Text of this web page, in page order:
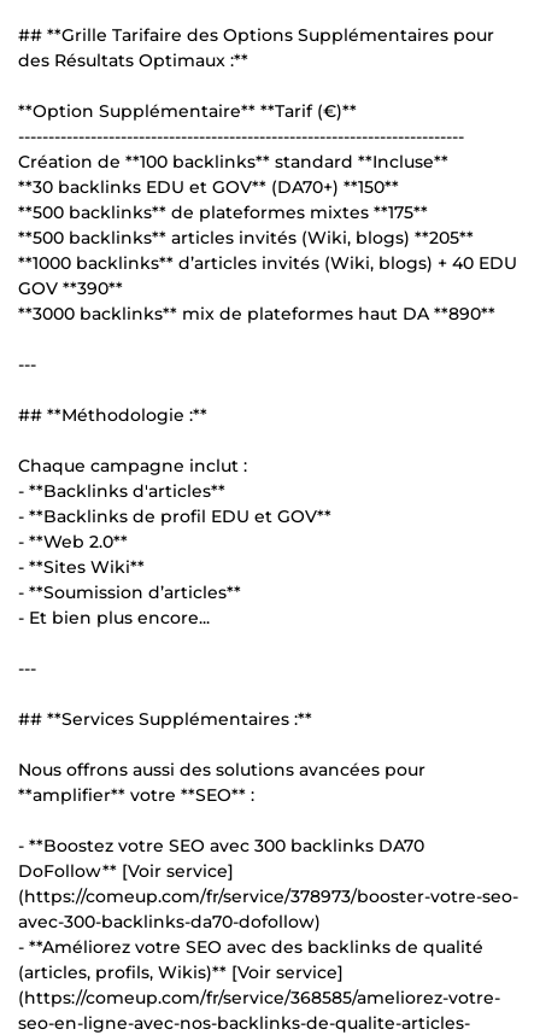
## **Grille Tarifaire des Options Supplémentaires pour
des Résultats Optimaux :**
**Option Supplémentaire** **Tarif (€)**
--------------------------------------------------------------------------
Création de **100 backlinks** standard **Incluse**
**30 backlinks EDU et GOV** (DA70+) **150**
**500 backlinks** de plateformes mixtes **175**
**500 backlinks** articles invités (Wiki, blogs) **205**
**1000 backlinks** d’articles invités (Wiki, blogs) + 40 EDU
GOV **390**
**3000 backlinks** mix de plateformes haut DA **890**
---
## **Méthodologie :**
Chaque campagne inclut :
- **Backlinks d'articles**
- **Backlinks de profil EDU et GOV**
- **Web 2.0**
- **Sites Wiki**
- **Soumission d’articles**
- Et bien plus encore...
---
## **Services Supplémentaires :**
Nous offrons aussi des solutions avancées pour
**amplifier** votre **SEO** :
- **Boostez votre SEO avec 300 backlinks DA70
DoFollow** [Voir service]
(https://comeup.com/fr/service/378973/booster-votre-seo-
avec-300-backlinks-da70-dofollow)
- **Améliorez votre SEO avec des backlinks de qualité
(articles, profils, Wikis)** [Voir service]
(https://comeup.com/fr/service/368585/ameliorez-votre-
seo-en-ligne-avec-nos-backlinks-de-qualite-articles-